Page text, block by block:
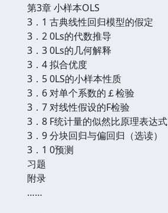
第3章 小样本OLS
3．1 古典线性回归模型的假定
3．2 0Ls的代数推导
3．3 0Ls的几何解释
3．4 拟合优度
3．5 0LS的小样本性质
3．6 对单个系数的￡检验
3．7 对线性假设的F检验
3．8 F统计量的似然比原理表达式
3．9 分块回归与偏回归（选读）
3．1 0预测
习题
附录
……